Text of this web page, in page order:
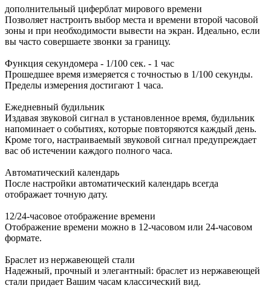
дополнительный циферблат мирового времени
Позволяет настроить выбор места и времени второй часовой
зоны и при необходимости вывести на экран. Идеально, если
вы часто совершаете звонки за границу.
Функция секундомера - 1/100 сек. - 1 час
Прошедшее время измеряется с точностью в 1/100 секунды.
Пределы измерения достигают 1 часа.
Ежедневный будильник
Издавая звуковой сигнал в установленное время, будильник
напоминает о событиях, которые повторяются каждый день.
Кроме того, настраиваемый звуковой сигнал предупреждает
вас об истечении каждого полного часа.
Автоматический календарь
После настройки автоматический календарь всегда
отображает точную дату.
12/24-часовое отображение времени
Отображение времени можно в 12-часовом или 24-часовом
формате.
Браслет из нержавеющей стали
Надежный, прочный и элегантный: браслет из нержавеющей
стали придает Вашим часам классический вид.